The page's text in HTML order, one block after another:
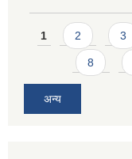
Pages
1 2 3
8
अन्य